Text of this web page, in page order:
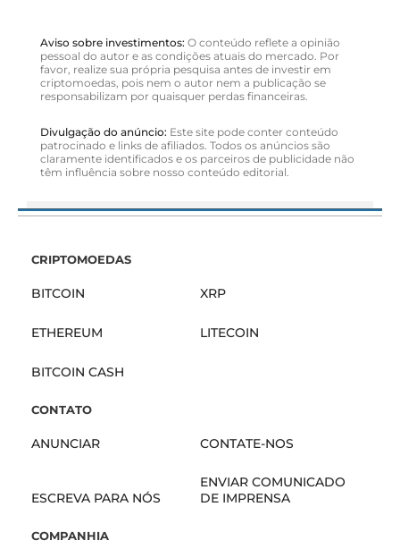
Aviso sobre investimentos: O conteúdo reflete a opinião
pessoal do autor e as condições atuais do mercado. Por
favor, realize sua própria pesquisa antes de investir em
criptomoedas, pois nem o autor nem a publicação se
responsabilizam por quaisquer perdas financeiras.
Divulgação do anúncio: Este site pode conter conteúdo
patrocinado e links de afiliados. Todos os anúncios são
claramente identificados e os parceiros de publicidade não
têm influência sobre nosso conteúdo editorial.
CRIPTOMOEDAS
BITCOIN XRP
ETHEREUM LITECOIN
BITCOIN CASH
CONTATO
ANUNCIAR CONTATE-NOS
ESCREVA PARA NÓS
ENVIAR COMUNICADO
DE IMPRENSA
COMPANHIA